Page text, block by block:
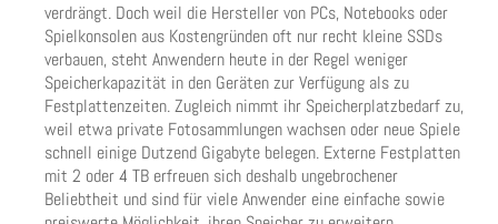
verdrängt. Doch weil die Hersteller von PCs, Notebooks oder
Spielkonsolen aus Kostengründen oft nur recht kleine SSDs
verbauen, steht Anwendern heute in der Regel weniger
Speicherkapazität in den Geräten zur Verfügung als zu
Festplattenzeiten. Zugleich nimmt ihr Speicherplatzbedarf zu,
weil etwa private Fotosammlungen wachsen oder neue Spiele
schnell einige Dutzend Gigabyte belegen. Externe Festplatten
mit 2 oder 4 TB erfreuen sich deshalb ungebrochener
Beliebtheit und sind für viele Anwender eine einfache sowie